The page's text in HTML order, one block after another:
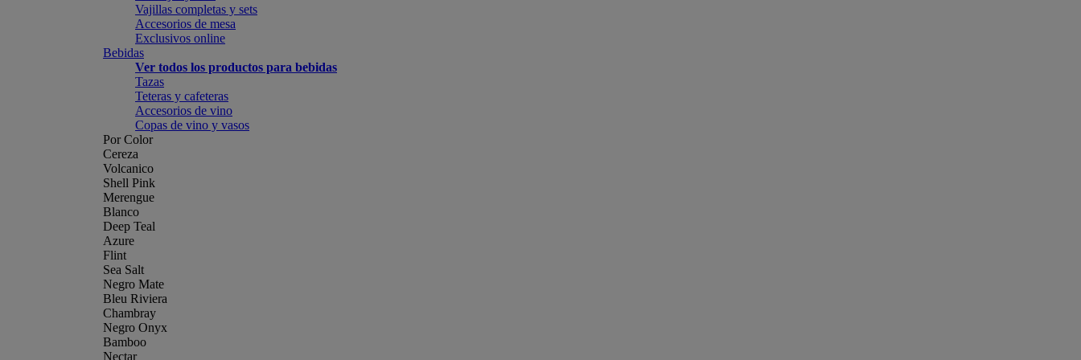
Vajillas completas y sets
Accesorios de mesa
Exclusivos online
Bebidas
Ver todos los productos para bebidas
Tazas
Teteras y cafeteras
Accesorios de vino
Copas de vino y vasos
Por Color
Cereza
Volcanico
Shell Pink
Merengue
Blanco
Deep Teal
Azure
Flint
Sea Salt
Negro Mate
Bleu Riviera
Chambray
Negro Onyx
Bamboo
Nectar